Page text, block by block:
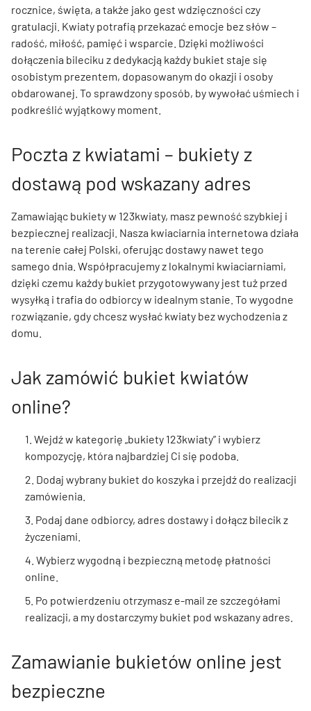
rocznice, święta, a także jako gest wdzięczności czy
gratulacji. Kwiaty potrafią przekazać emocje bez słów –
radość, miłość, pamięć i wsparcie. Dzięki możliwości
dołączenia bileciku z dedykacją każdy bukiet staje się
osobistym prezentem, dopasowanym do okazji i osoby
obdarowanej. To sprawdzony sposób, by wywołać uśmiech i
podkreślić wyjątkowy moment.
Poczta z kwiatami – bukiety z
dostawą pod wskazany adres
Zamawiając bukiety w 123kwiaty, masz pewność szybkiej i
bezpiecznej realizacji. Nasza kwiaciarnia internetowa działa
na terenie całej Polski, oferując dostawy nawet tego
samego dnia. Współpracujemy z lokalnymi kwiaciarniami,
dzięki czemu każdy bukiet przygotowywany jest tuż przed
wysyłką i trafia do odbiorcy w idealnym stanie. To wygodne
rozwiązanie, gdy chcesz wysłać kwiaty bez wychodzenia z
domu.
Jak zamówić bukiet kwiatów
online?
1. Wejdź w kategorię „bukiety 123kwiaty” i wybierz
kompozycję, która najbardziej Ci się podoba.
2. Dodaj wybrany bukiet do koszyka i przejdź do realizacji
zamówienia.
3. Podaj dane odbiorcy, adres dostawy i dołącz bilecik z
życzeniami.
4. Wybierz wygodną i bezpieczną metodę płatności
online.
5. Po potwierdzeniu otrzymasz e-mail ze szczegółami
realizacji, a my dostarczymy bukiet pod wskazany adres.
Zamawianie bukietów online jest
bezpieczne